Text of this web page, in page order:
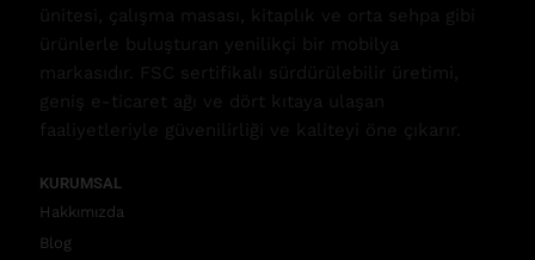
ünitesi, çalışma masası, kitaplık ve orta sehpa gibi
ürünlerle buluşturan yenilikçi bir mobilya
markasıdır. FSC sertifikalı sürdürülebilir üretimi,
geniş e-ticaret ağı ve dört kıtaya ulaşan
faaliyetleriyle güvenilirliği ve kaliteyi öne çıkarır.
KURUMSAL
Hakkımızda
Blog